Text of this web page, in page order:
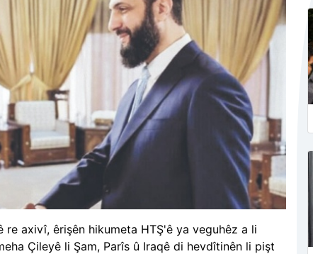
axivî, êrişên hikumeta HTŞ'ê ya veguhêz a li
Çileyê li Şam, Parîs û Iraqê di hevdîtinên li pişt